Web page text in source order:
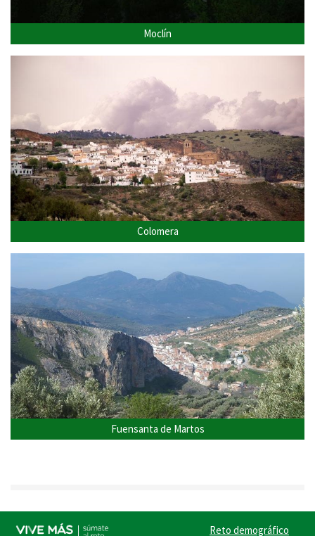
Moclín
Colomera
Fuensanta de Martos
Reto demográfico